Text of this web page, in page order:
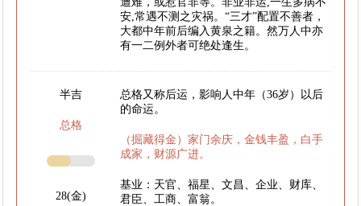
安,常遇不测之灾祸。“三才”配置不善者，
大都中年前后编入黄泉之籍。然万人中亦
有一二例外者可绝处逢生。
半吉
总格
28(金)
总格又称后运，影响人中年（36岁）以后
的命运。
（掘藏得金）家门余庆，金钱丰盈，白手
成家，财源广进。
基业：天官、福星、文昌、企业、财库、
君臣、工商、富翁。